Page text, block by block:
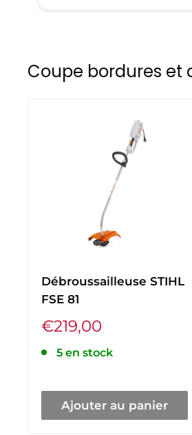
Coupe bordures et
Débroussailleuse STIHL
FSE 81
Prix
€219,00
5 en stock
Ajouter au panier